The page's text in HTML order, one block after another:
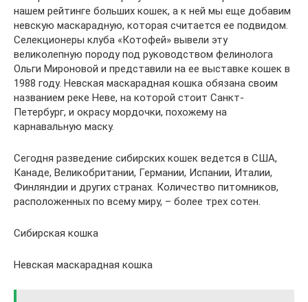
нашем рейтинге больших кошек, а к ней мы еще добавим
невскую маскарадную, которая считается ее подвидом.
Селекционеры клуба «Котофей» вывели эту
великолепную породу под руководством фелинолога
Ольги Мироновой и представили на ее выставке кошек в
1988 году. Невская маскарадная кошка обязана своим
названием реке Неве, на которой стоит Санкт-
Петербург, и окрасу мордочки, похожему на
карнавальную маску.
Сегодня разведение сибирских кошек ведется в США,
Канаде, Великобритании, Германии, Испании, Италии,
Финляндии и других странах. Количество питомников,
расположенных по всему миру, – более трех сотен.
Сибирская кошка
Невская маскарадная кошка